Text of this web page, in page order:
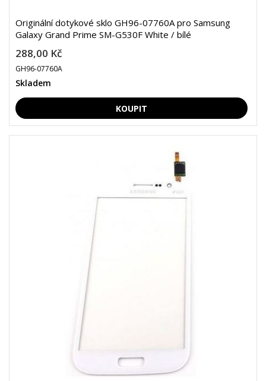
Originální dotykové sklo GH96-07760A pro Samsung
Galaxy Grand Prime SM-G530F White / bílé
288,00 Kč
GH96-07760A
Skladem